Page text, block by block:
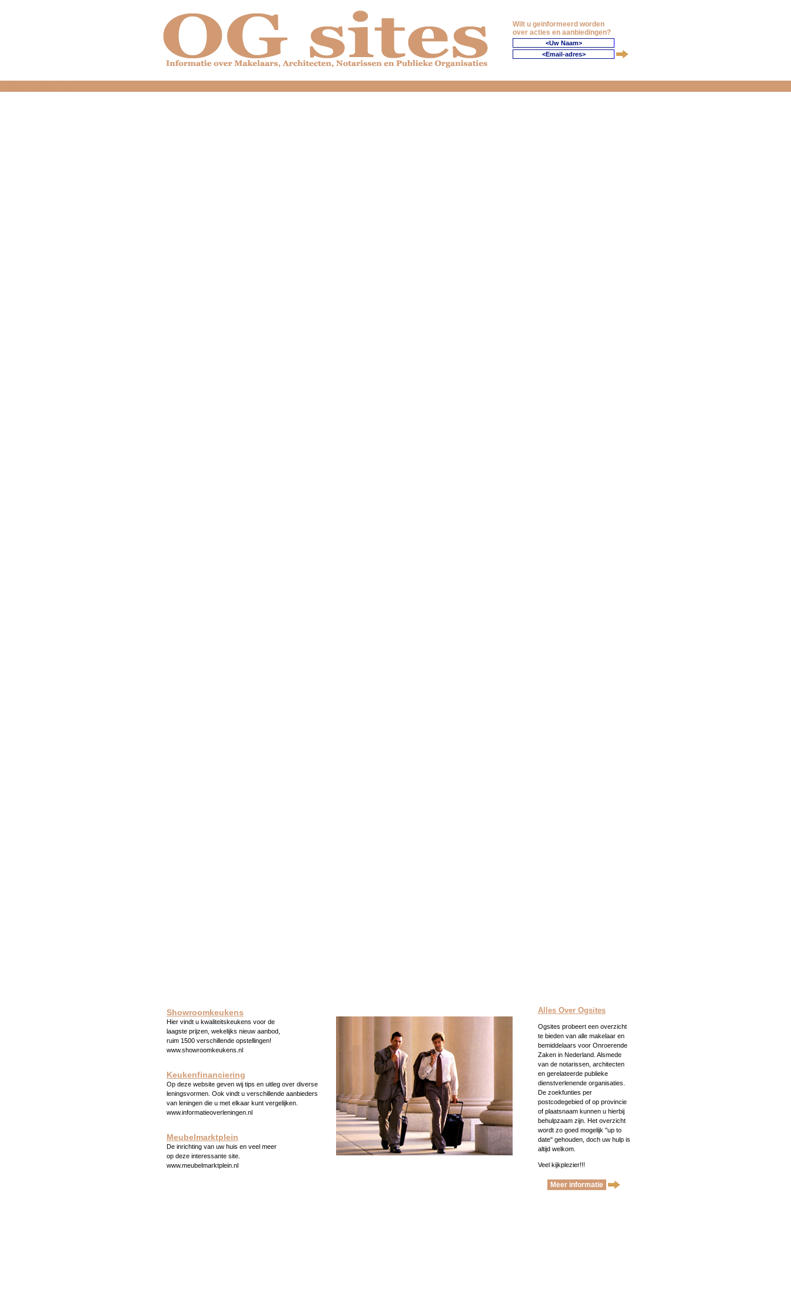
Wilt u geinformeerd worden
over acties en aanbiedingen?
Showroomkeukens
Hier vindt u kwaliteitskeukens voor de
laagste prijzen, wekelijks nieuw aanbod,
ruim 1500 verschillende opstellingen!
www.showroomkeukens.nl
Keukenfinanciering
Op deze website geven wij tips en uitleg over diverse
leningsvormen. Ook vindt u verschillende aanbieders
van leningen die u met elkaar kunt vergelijken.
www.informatieoverleningen.nl
Meubelmarktplein
De inrichting van uw huis en veel meer
op deze interessante site.
www.meubelmarktplein.nl
Alles Over Ogsites
Ogsites probeert een overzicht
te bieden van alle makelaar en
bemiddelaars voor Onroerende
Zaken in Nederland. Alsmede
van de notarissen, architecten
en gerelateerde publieke
dienstverlenende organisaties.
De zoekfunties per
postcodegebied of op provincie
of plaatsnaam kunnen u hierbij
behulpzaam zijn. Het overzicht
wordt zo goed mogelijk ''up to
date'' gehouden, doch uw hulp is
altijd welkom.
Veel kijkplezier!!!
Meer informatie